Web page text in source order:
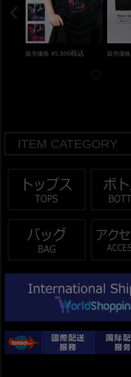
販売価格 ¥5,500税込 販売価格
ITEM CATEGORY